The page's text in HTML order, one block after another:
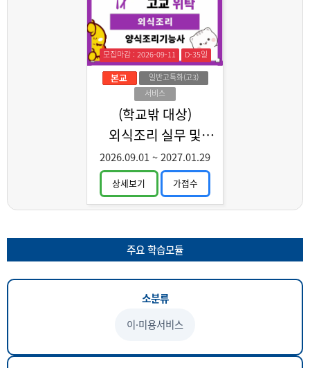
모집마감 : 2026-09-11
D-35일
일반고특화(고3)
서비스
(학교밖 대상)
외식조리 실무 및
양식조리기능사 취득
2026.09.01~2027.01.29
상세보기 가접수
주요 학습모듈
소분류
이·미용서비스